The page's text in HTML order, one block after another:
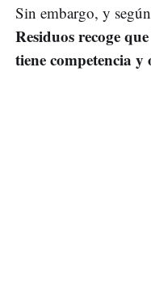
Sin embargo, y
Residuos recoge
tiene competencia